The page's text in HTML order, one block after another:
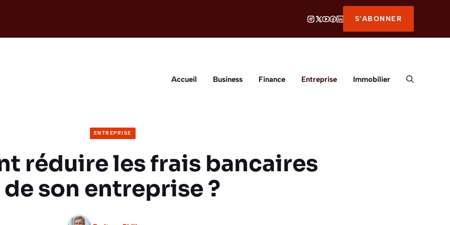
S'ABONNER
Accueil Business Finance Entreprise Immobilier
ENTREPRISE
réduire les frais bancaires
de son entreprise ?